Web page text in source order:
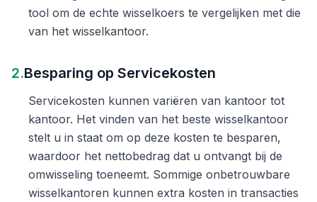
tool om de echte wisselkoers te vergelijken met die
van het wisselkantoor.
2.Besparing op Servicekosten
Servicekosten kunnen variëren van kantoor tot
kantoor. Het vinden van het beste wisselkantoor
stelt u in staat om op deze kosten te besparen,
waardoor het nettobedrag dat u ontvangt bij de
omwisseling toeneemt. Sommige onbetrouwbare
wisselkantoren kunnen extra kosten in transacties